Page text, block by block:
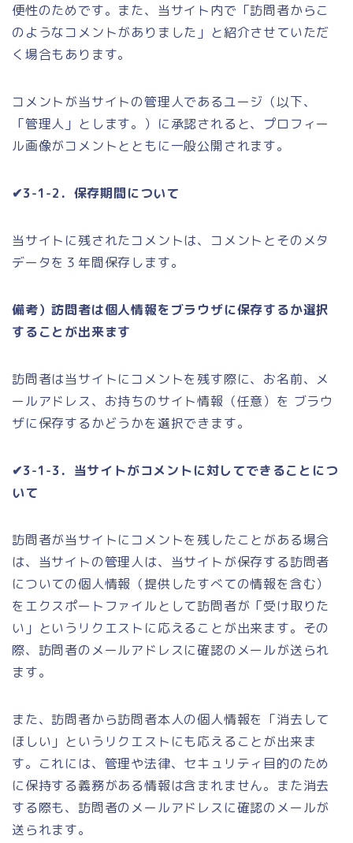
便性のためです。また、当サイト内で「訪問者からこ
のようなコメントがありました」と紹介させていただ
く場合もあります。
コメントが当サイトの管理人であるユージ（以下、
「管理人」とします。）に承認されると、プロフィー
ル画像がコメントとともに一般公開されます。
✔3-1-2．保存期間について
当サイトに残されたコメントは、コメントとそのメタ
データを３年間保存します。
備考）訪問者は個人情報をブラウザに保存するか選択
することが出来ます
訪問者は当サイトにコメントを残す際に、お名前、メ
ールアドレス、お持ちのサイト情報（任意）を ブラウ
ザに保存するかどうかを選択できます。
✔3-1-3．当サイトがコメントに対してできることにつ
いて
訪問者が当サイトにコメントを残したことがある場合
は、当サイトの管理人は、当サイトが保存する訪問者
についての個人情報（提供したすべての情報を含む）
をエクスポートファイルとして訪問者が「受け取りた
い」というリクエストに応えることが出来ます。その
際、訪問者のメールアドレスに確認のメールが送られ
ます。
また、訪問者から訪問者本人の個人情報を「消去して
ほしい」というリクエストにも応えることが出来ま
す。これには、管理や法律、セキュリティ目的のため
に保持する義務がある情報は含まれません。また消去
する際も、訪問者のメールアドレスに確認のメールが
送られます。